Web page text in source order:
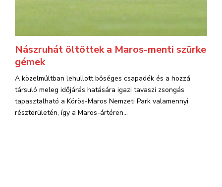
Nászruhát öltöttek a Maros-menti szürke
gémek
A közelmúltban lehullott bőséges csapadék és a hozzá
társuló meleg időjárás hatására igazi tavaszi zsongás
tapasztalható a Körös-Maros Nemzeti Park valamennyi
részterületén, így a Maros-ártéren...